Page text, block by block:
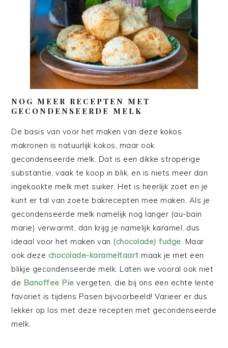
NOG MEER RECEPTEN MET
GECONDENSEERDE MELK
De basis van voor het maken van deze kokos
makronen is natuurlijk kokos, maar ook
gecondenseerde melk. Dat is een dikke stroperige
substantie, vaak te koop in blik, en is niets meer dan
ingekookte melk met suiker. Het is heerlijk zoet en je
kunt er tal van zoete bakrecepten mee maken. Als je
gecondenseerde melk namelijk nog langer (au-bain
marie) verwarmt, dan krijg je namelijk karamel, dus
ideaal voor het maken van (chocolade) fudge. Maar
ook deze chocolade-karameltaart maak je met een
blikje gecondenseerde melk. Laten we vooral ook niet
de Banoffee Pie vergeten, die bij ons een echte lente
favoriet is tijdens Pasen bijvoorbeeld! Varieer er dus
lekker op los met deze recepten met gecondenseerde
melk.